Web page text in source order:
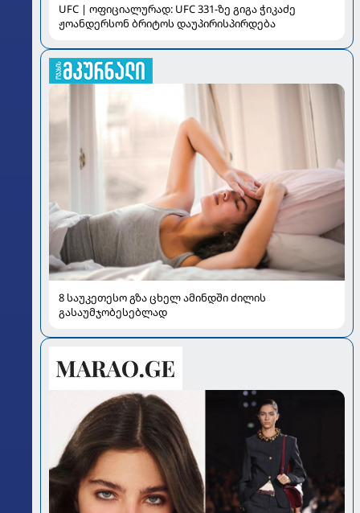
UFC | ოფიციალურად: UFC 331-ზე გიგა ჭიკაძე
ჟოანდერსონ ბრიტოს დაუპირისპირდება
8 საუკეთესო გზა ცხელ ამინდში ძილის
გასაუმჯობესებლად